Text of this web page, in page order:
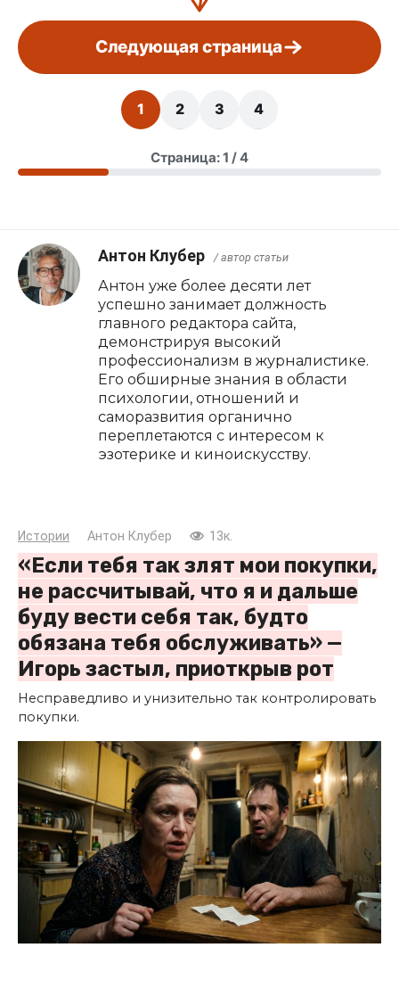
Следующая страница
1 2 3 4
Страница: 1 / 4
Антон Клубер / автор статьи
Антон уже более десяти лет
успешно занимает должность
главного редактора сайта,
демонстрируя высокий
профессионализм в журналистике.
Его обширные знания в области
психологии, отношений и
саморазвития органично
переплетаются с интересом к
эзотерике и киноискусству.
Истории Антон Клубер 13к.
«Если тебя так злят мои покупки,
не рассчитывай, что я и дальше
буду вести себя так, будто
обязана тебя обслуживать» —
Игорь застыл, приоткрыв рот
Несправедливо и унизительно так контролировать
покупки.